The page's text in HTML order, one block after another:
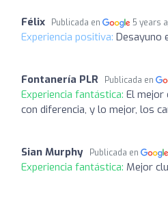
Félix Publicada en 5 years
Experiencia positiva: Desayuno
Fontanería PLR Publicada en
Experiencia fantástica: El mejor
con diferencia, y lo mejor, los
Sian Murphy Publicada en
Experiencia fantástica: Mejor